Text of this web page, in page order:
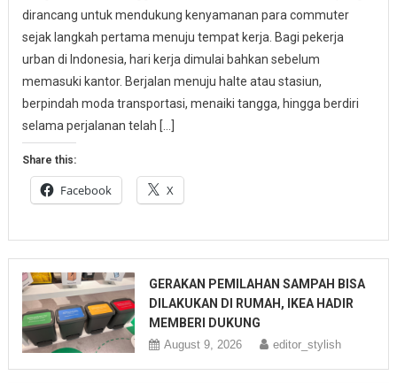
dirancang untuk mendukung kenyamanan para commuter
sejak langkah pertama menuju tempat kerja. Bagi pekerja
urban di Indonesia, hari kerja dimulai bahkan sebelum
memasuki kantor. Berjalan menuju halte atau stasiun,
berpindah moda transportasi, menaiki tangga, hingga berdiri
selama perjalanan telah […]
Share this:
Facebook X
GERAKAN PEMILAHAN SAMPAH BISA
DILAKUKAN DI RUMAH, IKEA HADIR
MEMBERI DUKUNG
August 9, 2026 editor_stylish